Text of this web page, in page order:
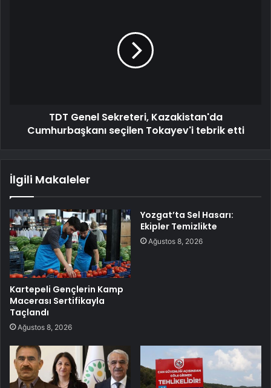
TDT Genel Sekreteri, Kazakistan'da
Cumhurbaşkanı seçilen Tokayev'i tebrik etti
İlgili Makaleler
Kartepeli Gençlerin Kamp
Macerası Sertifikayla
Taçlandı
Ağustos 8, 2026
Yozgat’ta Sel Hasarı:
Ekipler Temizlikte
Ağustos 8, 2026